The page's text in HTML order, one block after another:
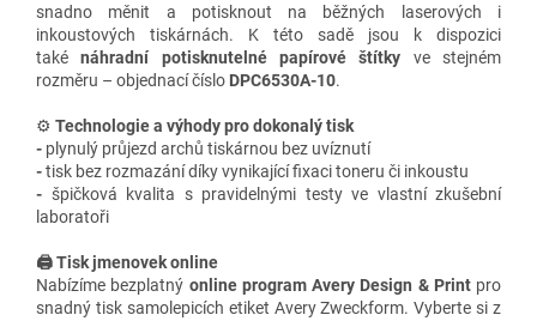
snadno měnit a potisknout na běžných laserových i
inkoustových tiskárnách. K této sadě jsou k dispozici
takénáhradní potisknutelné papírové štítky ve stejném
rozměru – objednací číslo DPC6530A-10.
⚙️ Technologie a výhodypro dokonalý tisk
- plynulý průjezd archů tiskárnou bez uvíznutí
-tisk bez rozmazání díky vynikající fixaci toneru či inkoustu
- špičková kvalita s pravidelnými testy ve vlastní zkušební
laboratoři
🖨️ Tisk jmenovek online
Nabízíme bezplatný online program Avery Design & Print pro
snadný tisk samolepicích etiket Avery Zweckform. Vyberte si z